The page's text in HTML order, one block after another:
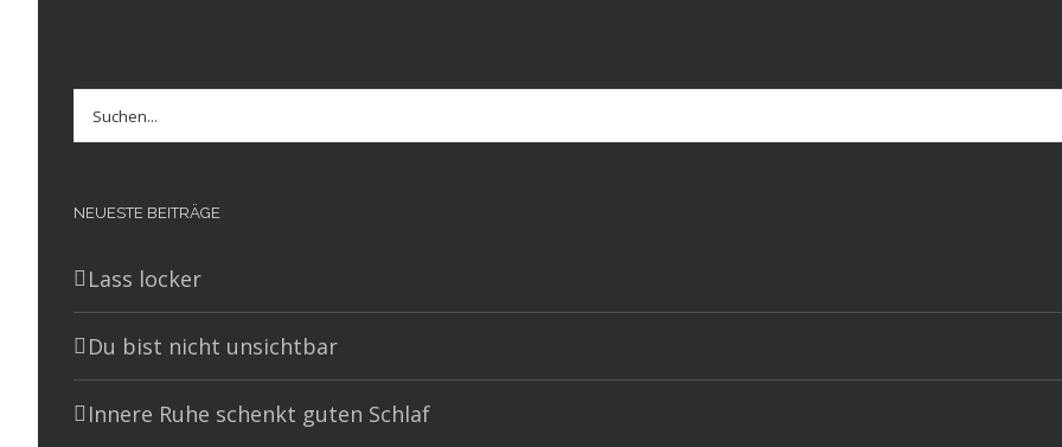
Suche
nach:
NEUESTE BEITRÄGE
Lass locker
Du bist nicht unsichtbar
Innere Ruhe schenkt guten Schlaf